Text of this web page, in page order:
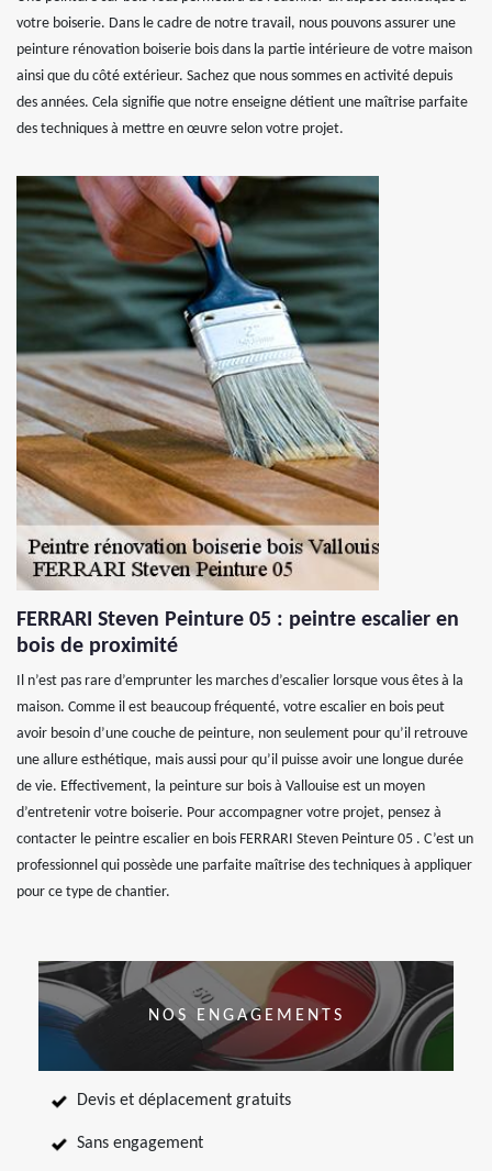
votre boiserie. Dans le cadre de notre travail, nous pouvons assurer une
peinture rénovation boiserie bois dans la partie intérieure de votre maison
ainsi que du côté extérieur. Sachez que nous sommes en activité depuis
des années. Cela signifie que notre enseigne détient une maîtrise parfaite
des techniques à mettre en œuvre selon votre projet.
FERRARI Steven Peinture 05 : peintre escalier en
bois de proximité
Il n’est pas rare d’emprunter les marches d’escalier lorsque vous êtes à la
maison. Comme il est beaucoup fréquenté, votre escalier en bois peut
avoir besoin d’une couche de peinture, non seulement pour qu’il retrouve
une allure esthétique, mais aussi pour qu’il puisse avoir une longue durée
de vie. Effectivement, la peinture sur bois à Vallouise est un moyen
d’entretenir votre boiserie. Pour accompagner votre projet, pensez à
contacter le peintre escalier en bois FERRARI Steven Peinture 05 . C’est un
professionnel qui possède une parfaite maîtrise des techniques à appliquer
pour ce type de chantier.
NOS ENGAGEMENTS
Devis et déplacement gratuits
Sans engagement